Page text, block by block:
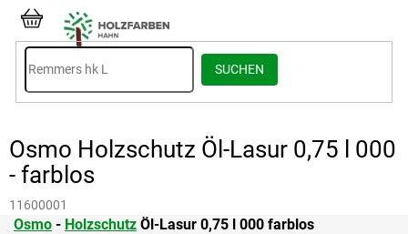
Inhalt
springen
SUCHEN
WARENKORB
Osmo Holzschutz Öl-Lasur 0,75 l 000
- farblos
11600001
Osmo - Holzschutz Öl-Lasur 0,75 l 000 farblos